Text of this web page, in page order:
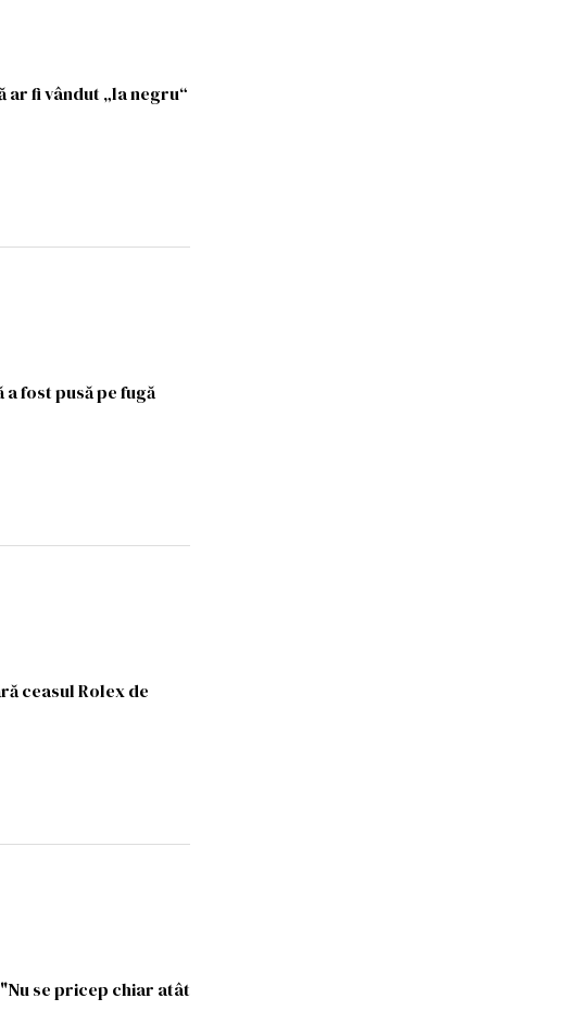
ar fi vândut „la negru“
fost pusă pe fugă
ceasul Rolex de
se pricep chiar atât